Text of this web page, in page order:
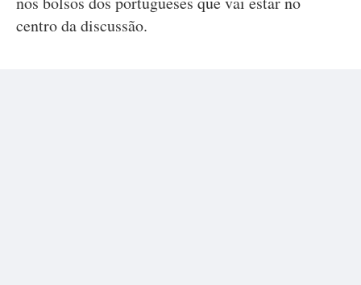
centro da discussão.